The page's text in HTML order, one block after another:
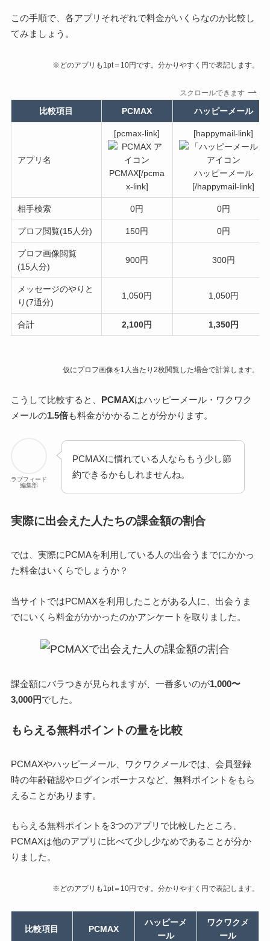
この手順で、各アプリそれぞれで料金がいくらなのか比較し
てみましょう。
※どのアプリも1pt＝10円です。分かりやすく円で表記します。
スクロールできます
比較項目 PCMAX ハッピーメール
アプリ名
[pcmax-link]
PCMAX[/pcma
x-link]
[happymail-link]
ハッピーメール
[/happymail-link]
相手検索 0円 0円
プロフ閲覧(15人分) 150円 0円
プロフ画像閲覧
(15人分)
900円 300円
メッセージのやりと
り(7通分)
1,050円 1,050円
合計 2,100円 1,350円
仮にプロフ画像を1人当たり2枚閲覧した場合で計算します。
こうして比較すると、 PCMAXはハッピーメール・ワクワク
メールの1.5倍も料金がかかることが分かります。
ラブフィード
編集部
PCMAXに慣れている人ならもう少し節
約できるかもしれませんね。
実際に出会えた人たちの課金額の割合
では、実際にPCMAを利用している人の出会うまでにかかっ
た料金はいくらでしょうか？
当サイトではPCMAXを利用したことがある人に、出会うま
でにいくら料金がかかったのかアンケートを取りました。
課金額にバラつきが見られますが、一番多いのが1,000〜
3,000円でした。
もらえる無料ポイントの量を比較
PCMAXやハッピーメール、ワクワクメールでは、会員登録
時の年齢確認やログインボーナスなど、無料ポイントをもら
えることがあります。
もらえる無料ポイントを3つのアプリで比較したところ、
PCMAXは他のアプリに比べて少し少なめであることが分か
りました。
※どのアプリも1pt＝10円です。分かりやすく円で表記します。
比較項目 PCMAX
ハッピーメ
ール
ワクワクメ
ール